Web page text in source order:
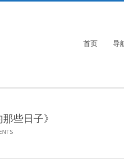
首页 导
些日子》